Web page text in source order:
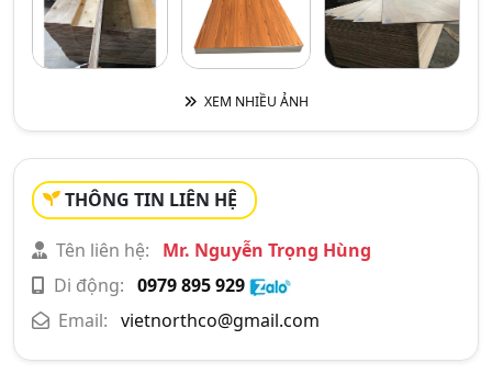
XEM NHIỀU ẢNH
THÔNG TIN LIÊN HỆ
Tên liên hệ:
Mr. Nguyễn Trọng Hùng
Di động: 0979 895 929
Email: vietnorthco@gmail.com